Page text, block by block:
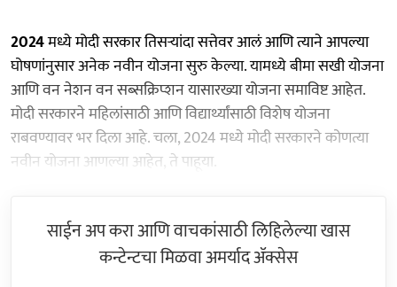
2024मध्ये मोदी सरकार तिसऱ्यांदा सत्तेवर आलं आणि त्याने आपल्या
घोषणांनुसार अनेक नवीन योजना सुरु केल्या. यामध्ये बीमा सखी योजना
आणि वन नेशन वन सब्सक्रिप्शन यासारख्या योजना समाविष्ट आहेत.
मोदी सरकारने महिलांसाठी आणि विद्यार्थ्यांसाठी विशेष योजना
राबवण्यावर भर दिला आहे. चला, 2024 मध्ये मोदी सरकारने कोणत्या
नवीन योजना आणल्या आहेत, ते पाहूया.
साईन अप करा आणि वाचकांसाठी लिहिलेल्या खास
कन्टेन्टचा मिळवा अमर्याद ॲक्सेस